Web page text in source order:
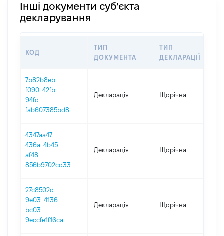
Інші документи суб'єкта
декларування
КОД
ТИП
ДОКУМЕНТА
ТИП
ДЕКЛАРАЦІЇ
7b82b8eb-
f090-42fb-
94fd-
fab607385bd8
Декларація Щорічна
4347aa47-
436a-4b45-
af48-
856b9702cd33
Декларація Щорічна
27c8502d-
9e03-4136-
bc03-
9eccfe1f16ca
Декларація Щорічна